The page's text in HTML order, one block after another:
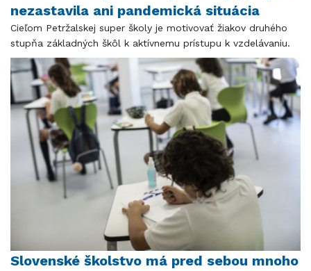
nezastavila ani pandemická situácia
Cieľom Petržalskej super školy je motivovať žiakov druhého
stupňa základných škôl k aktívnemu prístupu k vzdelávaniu.
Slovenské školstvo má pred sebou mnoho